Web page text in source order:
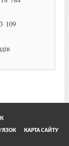
109
КАРТА САЙТУ